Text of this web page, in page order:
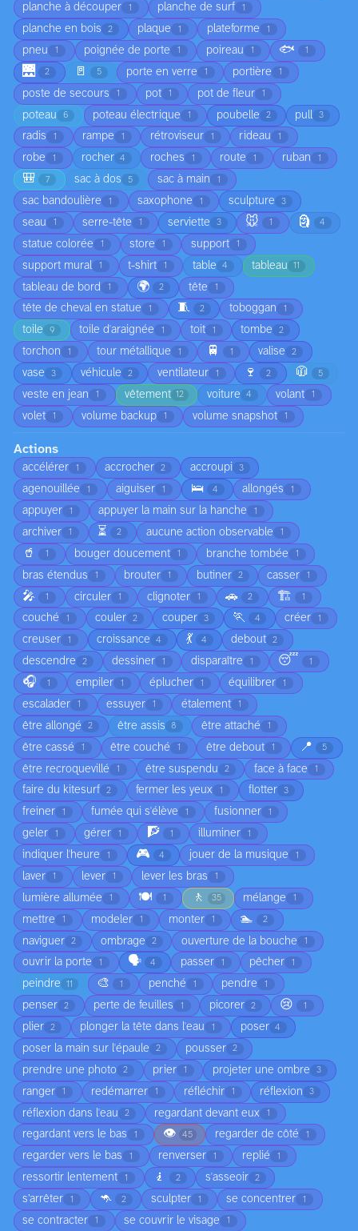
planche à découper 1 planche de surf 1
planche en bois 2 plaque 1 plateforme 1
pneu 1 poignée de porte 1 poireau 1 🐟 1
🌉 2 🚪 5 porte en verre 1 portière 1
poste de secours 1 pot 1 pot de fleur 1
poteau 6 poteau électrique 1 poubelle 2 pull 3
radis 1 rampe 1 rétroviseur 1 rideau 1
robe 1 rocher 4 roches 1 route 1 ruban 1
🎒 7 sac à dos 5 sac à main 1
sac bandoulière 1 saxophone 1 sculpture 3
seau 1 serre-tête 1 serviette 3 🐭 1 🗿 4
statue colorée 1 store 1 support 1
support mural 1 t-shirt 1 table 4 tableau 11
tableau de bord 1 🌍 2 tête 1
tête de cheval en statue 1 🧵 2 toboggan 1
toile 9 toile d'araignée 1 toit 1 tombe 2
torchon 1 tour métallique 1 🚆 1 valise 2
vase 3 véhicule 2 ventilateur 1 🍷 2 🧥 5
veste en jean 1 vêtement 12 voiture 4 volant 1
volet 1 volume backup 1 volume snapshot 1
Actions
accélérer 1 accrocher 2 accroupi 3
agenouillée 1 aiguiser 1 🛌 4 allongés 1
appuyer 1 appuyer la main sur la hanche 1
archiver 1 ⏳ 2 aucune action observable 1
🥤 1 bouger doucement 1 branche tombée 1
bras étendus 1 brouter 1 butiner 2 casser 1
🎤 1 circuler 1 clignoter 1 🚗 2 🏗️ 1
couché 1 couler 2 couper 3 🏃 4 créer 1
creuser 1 croissance 4 💃 4 debout 2
descendre 2 dessiner 1 disparaître 1 😴 1
🎧 1 empiler 1 éplucher 1 équilibrer 1
escalader 1 essuyer 1 étalement 1
être allongé 2 être assis 8 être attaché 1
être cassé 1 être couché 1 être debout 1 📍 5
être recroquevillé 1 être suspendu 2 face à face 1
faire du kitesurf 2 fermer les yeux 1 flotter 3
freiner 1 fumée qui s'élève 1 fusionner 1
geler 1 gérer 1 🧗 1 illuminer 1
indiquer l'heure 1 🎮 4 jouer de la musique 1
laver 1 lever 1 lever les bras 1
lumière allumée 1 🍽️ 1 🚶 35 mélange 1
mettre 1 modeler 1 monter 1 🏊 2
naviguer 2 ombrage 2 ouverture de la bouche 1
ouvrir la porte 1 🗣️ 4 passer 1 pêcher 1
peindre 11 🎨 1 penché 1 pendre 1
penser 2 perte de feuilles 1 picorer 2 😢 1
plier 2 plonger la tête dans l'eau 1 poser 4
poser la main sur l'épaule 2 pousser 2
prendre une photo 2 prier 1 projeter une ombre 3
ranger 1 redémarrer 1 réfléchir 1 réflexion 3
réflexion dans l'eau 2 regardant devant eux 1
regardant vers le bas 1 👁️ 45 regarder de côté 1
regarder vers le bas 1 renverser 1 replié 1
ressortir lentement 1 🧎 2 s'asseoir 2
s’arrêter 1 🦘 2 sculpter 1 se concentrer 1
se contracter 1 se couvrir le visage 1